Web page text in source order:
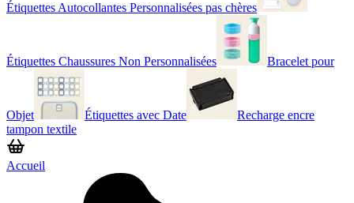
Étiquettes Autocollantes Personnalisées pas chères
Étiquettes Chaussures Non Personnalisées Bracelet pour
Objet Étiquettes avec Date
Recharge encre
tampon textile
Accueil